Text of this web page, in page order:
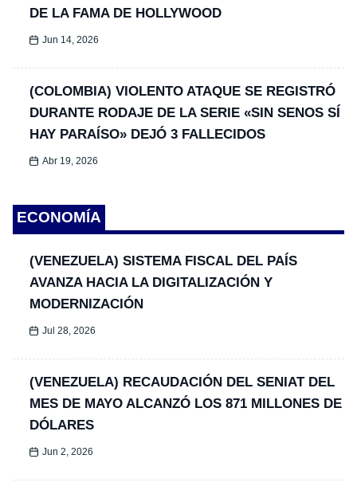
DE LA FAMA DE HOLLYWOOD
Jun 14, 2026
(COLOMBIA) VIOLENTO ATAQUE SE REGISTRÓ
DURANTE RODAJE DE LA SERIE «SIN SENOS SÍ
HAY PARAÍSO» DEJÓ 3 FALLECIDOS
Abr 19, 2026
ECONOMÍA
(VENEZUELA) SISTEMA FISCAL DEL PAÍS
AVANZA HACIA LA DIGITALIZACIÓN Y
MODERNIZACIÓN
Jul 28, 2026
(VENEZUELA) RECAUDACIÓN DEL SENIAT DEL
MES DE MAYO ALCANZÓ LOS 871 MILLONES DE
DÓLARES
Jun 2, 2026